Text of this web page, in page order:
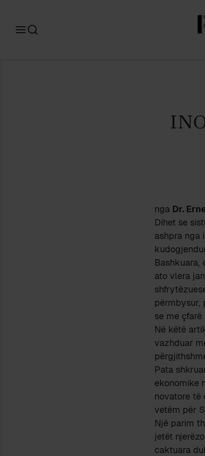
nga Dr.
Dihet se
ashpra nga
Bashkuara,
ato vlera
përmbysur,
se me
Në këtë
vazhduar
Pata
ekonomike
novatore të
vetëm për
Një parim
jetët
caktuara